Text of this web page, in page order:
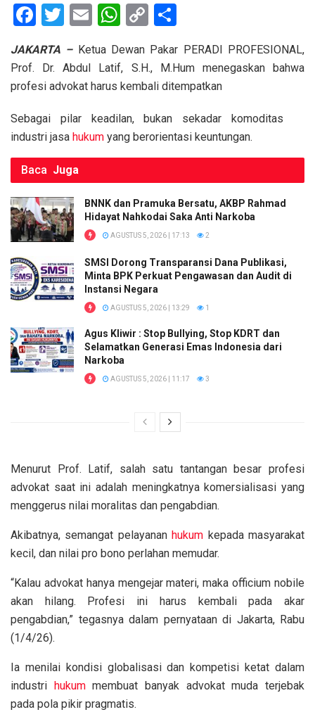
F
ce
b
o
k
T
tt
er
E
ail
W
at
s
p
p
C
py
Li
k
ar
e
JAKARTA – Ketua Dewan Pakar PERADI PROFESIONAL,
Prof. Dr. Abdul Latif, S.H., M.Hum menegaskan bahwa
profesi advokat harus kembali ditempatkan
Sebagai pilar keadilan, bukan sekadar komoditas
industri jasa hukum yang berorientasi keuntungan.
Baca Juga
BNNK dan Pramuka Bersatu, AKBP Rahmad
Hidayat Nahkodai Saka Anti Narkoba
AGUSTUS 5, 2026 | 17:13 2
SMSI Dorong Transparansi Dana Publikasi,
Minta BPK Perkuat Pengawasan dan Audit di
Instansi Negara
AGUSTUS 5, 2026 | 13:29 1
Agus Kliwir : Stop Bullying, Stop KDRT dan
Selamatkan Generasi Emas Indonesia dari
Narkoba
AGUSTUS 5, 2026 | 11:17 3
Menurut Prof. Latif, salah satu tantangan besar profesi
advokat saat ini adalah meningkatnya komersialisasi yang
menggerus nilai moralitas dan pengabdian.
Akibatnya, semangat pelayanan hukum kepada masyarakat
kecil, dan nilai pro bono perlahan memudar.
“Kalau advokat hanya mengejar materi, maka officium nobile
akan hilang. Profesi ini harus kembali pada akar
pengabdian,” tegasnya dalam pernyataan di Jakarta, Rabu
(1/4/26).
Ia menilai kondisi globalisasi dan kompetisi ketat dalam
industri
hukummembuat banyak advokat muda terjebak
pada pola pikir pragmatis.